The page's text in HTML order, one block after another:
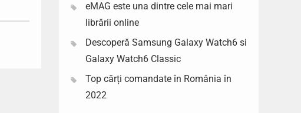
eMAG este una dintre cele mai mari
librării online
Descoperă Samsung Galaxy Watch6 si
Galaxy Watch6 Classic
Top cărți comandate în România în
2022